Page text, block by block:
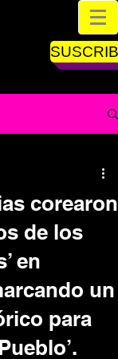
corearon
de los
en
un
para